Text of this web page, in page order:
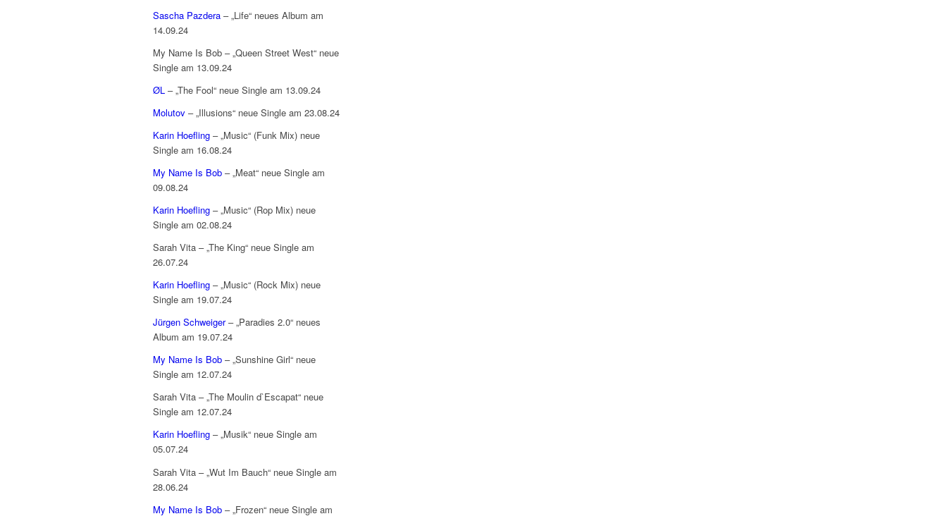
Sascha Pazdera – „Life“ neues Album am
14.09.24
My Name Is Bob – „Queen Street West“ neue
Single am 13.09.24
ØL – „The Fool“ neue Single am 13.09.24
Molutov – „Illusions“ neue Single am 23.08.24
Karin Hoefling – „Music“ (Funk Mix) neue
Single am 16.08.24
My Name Is Bob – „Meat“ neue Single am
09.08.24
Karin Hoefling – „Music“ (Rop Mix) neue
Single am 02.08.24
Sarah Vita – „The King“ neue Single am
26.07.24
Karin Hoefling – „Music“ (Rock Mix) neue
Single am 19.07.24
Jürgen Schweiger– „Paradies 2.0“ neues
Album am 19.07.24
My Name Is Bob – „Sunshine Girl“ neue
Single am 12.07.24
Sarah Vita – „The Moulin d`Escapat“ neue
Single am 12.07.24
Karin Hoefling – „Musik“ neue Single am
05.07.24
Sarah Vita – „Wut Im Bauch“ neue Single am
28.06.24
My Name Is Bob – „Frozen“ neue Single am